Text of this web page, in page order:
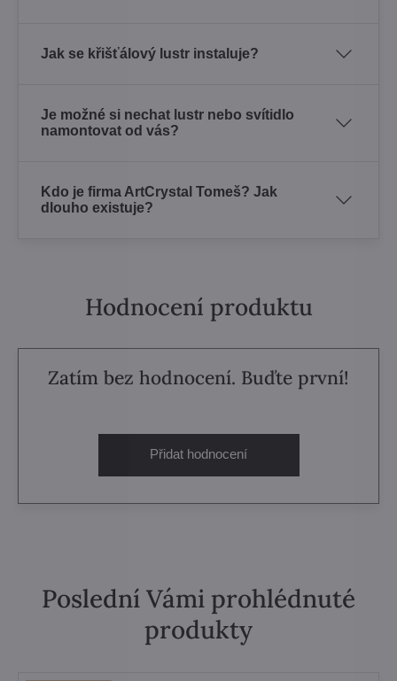
Jak se křišťálový lustr instaluje?
Je možné si nechat lustr nebo svítidlo
namontovat od vás?
Kdo je firma ArtCrystal Tomeš? Jak
dlouho existuje?
Hodnocení produktu
Zatím bez hodnocení. Buďte první!
Přidat hodnocení
Poslední Vámi prohlédnuté
produkty